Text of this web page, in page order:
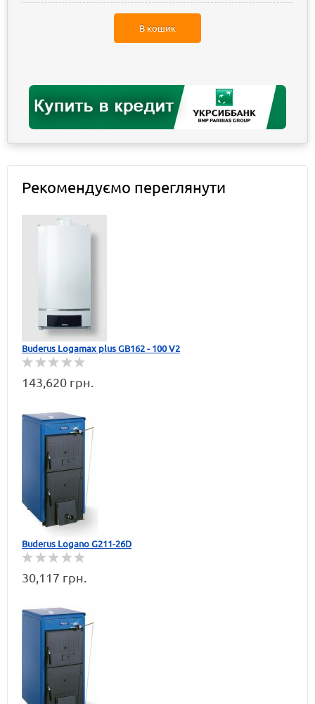
В кошик
Рекомендуємо переглянути
Buderus Logamax plus GB162 - 100 V2
143,620 грн.
Buderus Logano G211-26D
30,117 грн.